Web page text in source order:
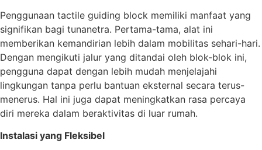
Penggunaan tactile guiding block memiliki manfaat yang
signifikan bagi tunanetra. Pertama-tama, alat ini
memberikan kemandirian lebih dalam mobilitas sehari-hari.
Dengan mengikuti jalur yang ditandai oleh blok-blok ini,
pengguna dapat dengan lebih mudah menjelajahi
lingkungan tanpa perlu bantuan eksternal secara terus-
menerus. Hal ini juga dapat meningkatkan rasa percaya
diri mereka dalam beraktivitas di luar rumah.
Instalasi yang Fleksibel